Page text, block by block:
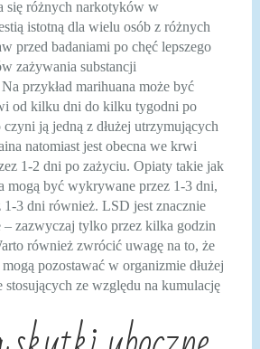
się różnych narkotyków w
istotną dla wielu osób z różnych
przed badaniami po chęć lepszego
zażywania substancji
przykład marihuana może być
od kilku dni do kilku tygodni po
ją jedną z dłużej utrzymujących
natomiast jest obecna we krwi
1-2 dni po zażyciu. Opiaty takie jak
mogą być wykrywane przez 1-3 dni,
1-3 dni również. LSD jest znacznie
zazwyczaj tylko przez kilka godzin
również zwrócić uwagę na to, że
pozostawać w organizmie dłużej
stosujących ze względu na kumulację